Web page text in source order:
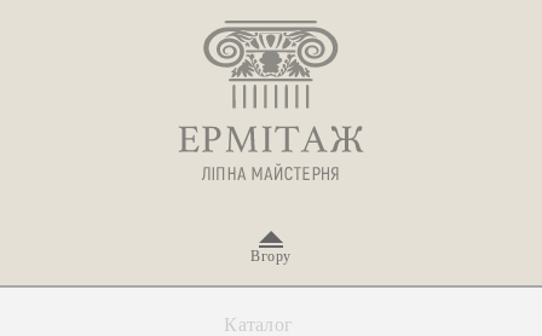
Вгору
Каталог